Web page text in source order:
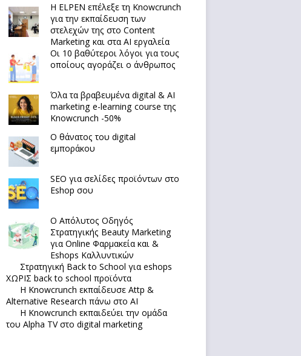
Η ELPEN επέλεξε τη Knowcrunch
για την εκπαίδευση των
στελεχών της στο Content
Marketing και στα AI εργαλεία
Οι 10 βαθύτεροι λόγοι για τους
οποίους αγοράζει ο άνθρωπος
Όλα τα βραβευμένα digital & AI
marketing e-learning course της
Knowcrunch -50%
Ο θάνατος του digital
εμποράκου
SEO για σελίδες προϊόντων στο
Eshop σου
Ο Απόλυτoς Οδηγός
Στρατηγικής Beauty Marketing
για Online Φαρμακεία και &
Eshops Καλλυντικών
Στρατηγική Back to School για eshops
ΧΩΡΙΣ back to school προϊόντα
Η Knowcrunch εκπαίδευσε Attp &
Alternative Research πάνω στο ΑΙ
Η Knowcrunch εκπαιδεύει την ομάδα
του Alpha TV στο digital marketing